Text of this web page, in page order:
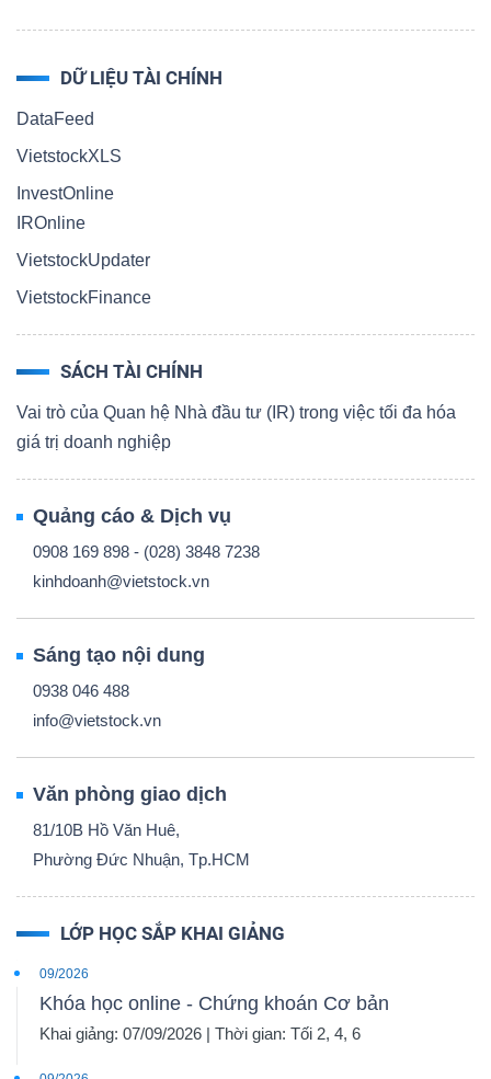
DỮ LIỆU TÀI CHÍNH
DataFeed
VietstockXLS
InvestOnline
IROnline
VietstockUpdater
VietstockFinance
SÁCH TÀI CHÍNH
Vai trò của Quan hệ Nhà đầu tư (IR) trong việc tối đa hóa
giá trị doanh nghiệp
Quảng cáo & Dịch vụ
0908 169 898 - (028) 3848 7238
kinhdoanh@vietstock.vn
Sáng tạo nội dung
0938 046 488
info@vietstock.vn
Văn phòng giao dịch
81/10B Hồ Văn Huê,
Phường Đức Nhuận, Tp.HCM
LỚP HỌC SẮP KHAI GIẢNG
09/2026
Khóa học online - Chứng khoán Cơ bản
Khai giảng: 07/09/2026 | Thời gian: Tối 2, 4, 6